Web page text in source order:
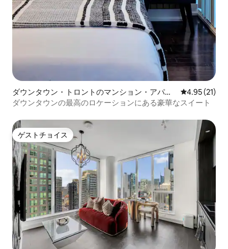
ダウンタウン・トロントのマンション・アパー
ト
レビュー21
4.95 (21)
ダウンタウンの最高のロケーションにある豪華なスイート
ゲストチョイス
ゲストチョイス